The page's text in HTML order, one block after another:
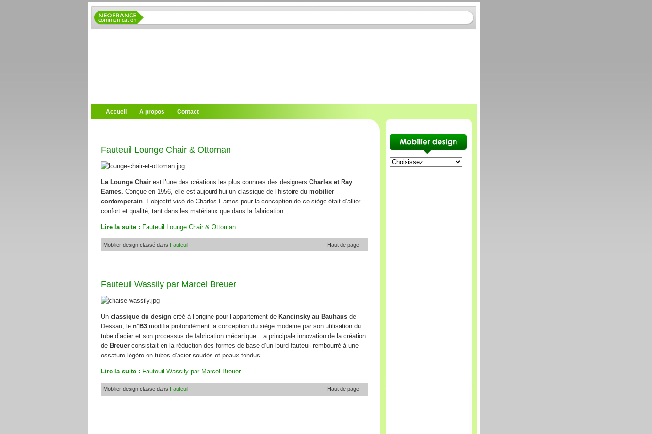
Accueil A propos Contact
Fauteuil Lounge Chair & Ottoman
La Lounge Chair est l’une des créations les plus connues des designers Charles et Ray
Eames. Conçue en 1956, elle est aujourd’hui un classique de l’histoire du mobilier
contemporain. L’objectif visé de Charles Eames pour la conception de ce siège était d’allier
confort et qualité, tant dans les matériaux que dans la fabrication.
Lire la suite : Fauteuil Lounge Chair & Ottoman…
Mobilier design classé dans Fauteuil Haut de page
Fauteuil Wassily par Marcel Breuer
Un classique du design créé à l’origine pour l’appartement de Kandinsky au Bauhaus de
Dessau, le n°B3 modifia profondément la conception du siège moderne par son utilisation du
tube d’acier et son processus de fabrication mécanique. La principale innovation de la création
de Breuer consistait en la réduction des formes de base d’un lourd fauteuil rembourré à une
ossature légère en tubes d’acier soudés et peaux tendus.
Lire la suite : Fauteuil Wassily par Marcel Breuer…
Mobilier design classé dans Fauteuil Haut de page